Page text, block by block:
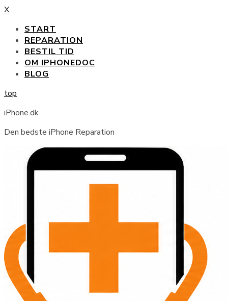
X
START
REPARATION
BESTIL TID
OM IPHONEDOC
BLOG
top
iPhone.dk
Den bedste iPhone Reparation